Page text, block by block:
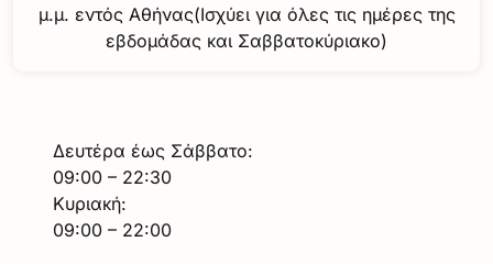
μ.μ. εντός Αθήνας(Ισχύει για όλες τις ημέρες της
εβδομάδας και Σαββατοκύριακο)
Δευτέρα έως Σάββατο:
09:00 – 22:30
Κυριακή:
09:00 – 22:00